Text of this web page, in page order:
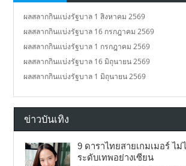
ผลสลากกินแบ่งรัฐบาล 1 สิงหาคม 2569
ผลสลากกินแบ่งรัฐบาล 16 กรกฎาคม 2569
ผลสลากกินแบ่งรัฐบาล 1 กรกฎาคม 2569
ผลสลากกินแบ่งรัฐบาล 16 มิถุนายน 2569
ผลสลากกินแบ่งรัฐบาล 1 มิถุนายน 2569
ข่าวบันเทิง
9 ดาราไทยสายเกมเมอร์ ไ
ระดับเทพอย่างเซียน